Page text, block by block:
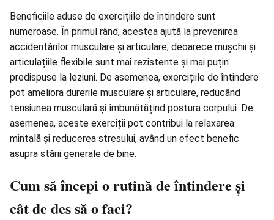
Beneficiile aduse de exercițiile de întindere sunt
numeroase. În primul rând, acestea ajută la prevenirea
accidentărilor musculare și articulare, deoarece mușchii și
articulațiile flexibile sunt mai rezistente și mai puțin
predispuse la leziuni. De asemenea, exercițiile de întindere
pot ameliora durerile musculare și articulare, reducând
tensiunea musculară și îmbunătățind postura corpului. De
asemenea, aceste exerciții pot contribui la relaxarea
mintală și reducerea stresului, având un efect benefic
asupra stării generale de bine.
Cum să începi o rutină de întindere și
cât de des să o faci?